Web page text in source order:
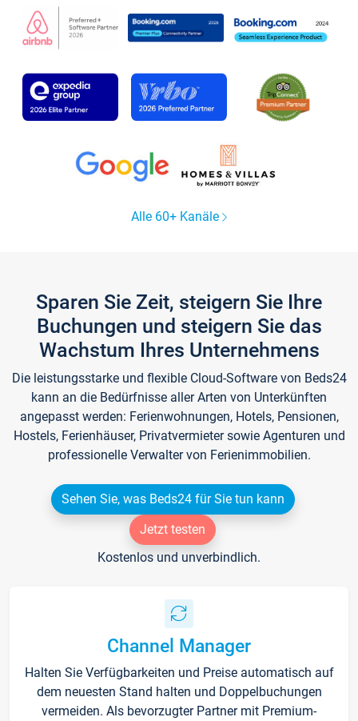
Alle 60+ Kanäle
Sparen Sie Zeit, steigern Sie Ihre
Buchungen und steigern Sie das
Wachstum Ihres Unternehmens
Die leistungsstarke und flexible Cloud-Software von Beds24
kann an die Bedürfnisse aller Arten von Unterkünften
angepasst werden: Ferienwohnungen, Hotels, Pensionen,
Hostels, Ferienhäuser, Privatvermieter sowie Agenturen und
professionelle Verwalter von Ferienimmobilien.
Sehen Sie, was Beds24 für Sie tun kann
Jetzt testen
Kostenlos und unverbindlich.
Channel Manager
Halten Sie Verfügbarkeiten und Preise automatisch auf
dem neuesten Stand halten und Doppelbuchungen
vermeiden. Als bevorzugter Partner mit Premium-